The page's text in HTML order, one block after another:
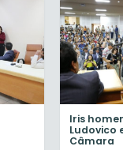
Iris
Ludovico
Câmara